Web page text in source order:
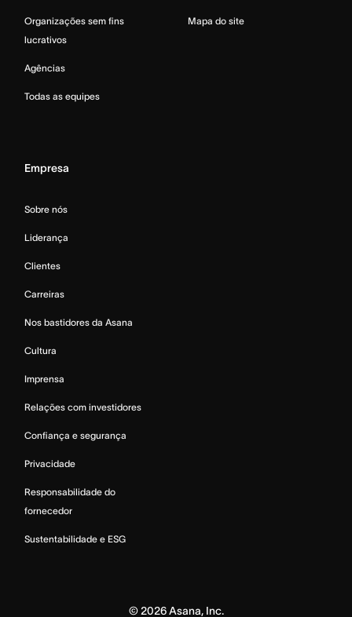
Organizações sem fins
lucrativos
Agências
Todas as equipes
Mapa do site
Empresa
Sobre nós
Liderança
Clientes
Carreiras
Nos bastidores da Asana
Cultura
Imprensa
Relações com investidores
Confiança e segurança
Privacidade
Responsabilidade do
fornecedor
Sustentabilidade e ESG
©2026Asana, Inc.